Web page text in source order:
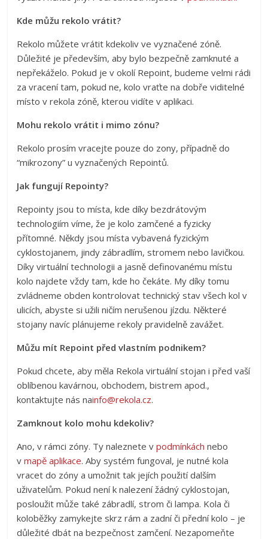
Kde můžu rekolo vrátit?
Rekolo můžete vrátit kdekoliv ve vyznačené zóně.
Důležité je především, aby bylo bezpečně zamknuté a
nepřekáželo. Pokud je v okolí Repoint, budeme velmi rádi
za vracení tam, pokud ne, kolo vraťte na dobře viditelné
místo v rekola zóně, kterou vidíte v aplikaci.
Mohu rekolo vrátit i mimo zónu?
Rekolo prosím vracejte pouze do zony, případně do
“mikrozony” u vyznačených Repointů.
Jak fungují Repointy?
Repointy jsou to místa, kde díky bezdrátovým
technologiím víme, že je kolo zamčené a fyzicky
přítomné. Někdy jsou místa vybavená fyzickým
cyklostojanem, jindy zábradlím, stromem nebo lavičkou.
Díky virtuální technologii a jasně definovanému místu
kolo najdete vždy tam, kde ho čekáte. My díky tomu
zvládneme obden kontrolovat technický stav všech kol v
ulicích, abyste si užili ničím nerušenou jízdu. Některé
stojany navíc plánujeme rekoly pravidelně zavážet.
Můžu mít Repoint před vlastním podnikem?
Pokud chcete, aby měla Rekola virtuální stojan i před vaší
oblíbenou kavárnou, obchodem, bistrem apod.,
kontaktujte nás nainfo@rekola.cz.
Zamknout kolo mohu kdekoliv?
Ano, v rámci zóny. Ty naleznete vpodmínkách nebo
vmapě aplikace. Aby systém fungoval, je nutné kola
vracet do zóny a umožnit tak jejích použití dalším
uživatelům. Pokud není k nalezení žádný cyklostojan,
posloužit může také zábradlí, strom či lampa. Kola či
koloběžky zamykejte skrz rám a zadní či přední kolo – je
důležité dbát na bezpečnost zamčení. Nezapomeňte